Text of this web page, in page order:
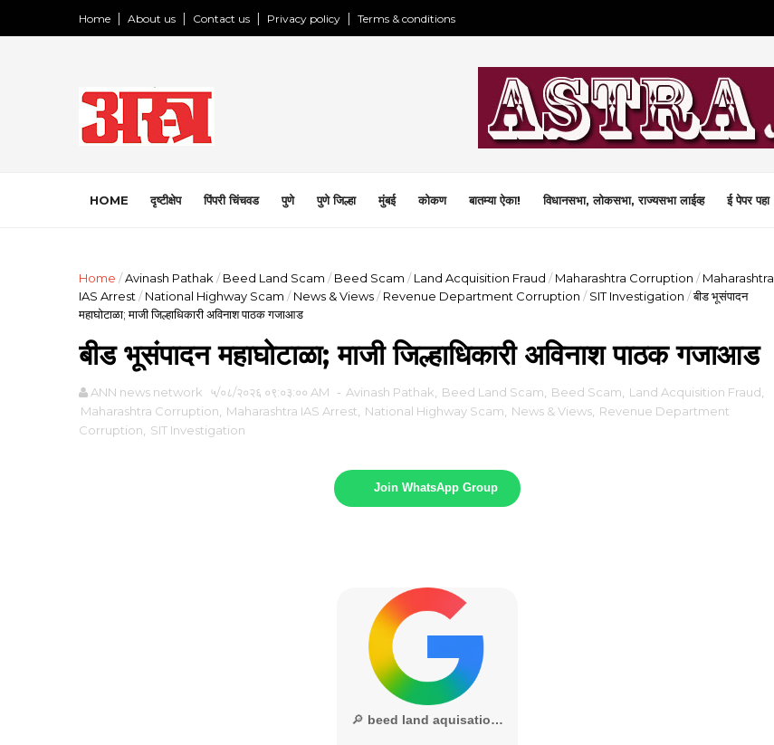
Home About us Contact us Privacy policy Terms & conditions
HOME दृष्टीक्षेप पिंपरी चिंचवड पुणे पुणे जिल्हा मुंबई कोकण बातम्या ऐका! विधानसभा, लोकसभा, राज्यसभा लाईव्ह ई पेपर पहा
Home /Avinash Pathak / Beed Land Scam / Beed Scam / Land Acquisition Fraud / Maharashtra Corruption / Maharashtra
IAS Arrest / National Highway Scam / News & Views/ Revenue Department Corruption / SIT Investigation /बीड भूसंपादन
महाघोटाळा; माजी जिल्हाधिकारी अविनाश पाठक गजाआड
बीड भूसंपादन महाघोटाळा; माजी जिल्हाधिकारी अविनाश पाठक गजाआड
ANN news network ५/०८/२०२६ ०९:०३:०० AM - Avinash Pathak Beed Land Scam Beed Scam Land Acquisition Fraud
Maharashtra Corruption
Maharashtra IAS Arrest National Highway Scam News & Views Revenue Department
Corruption
SIT Investigation
Join WhatsApp Group